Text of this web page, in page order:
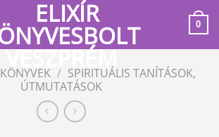
0
KÖNYVEK / SPIRITUÁLIS TANÍTÁSOK,
ÚTMUTATÁSOK